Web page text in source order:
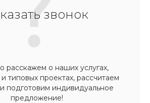
звонок
расскажем о наших услугах,
типовых проектах, рассчитаем
подготовим индивидуальное
предложение!